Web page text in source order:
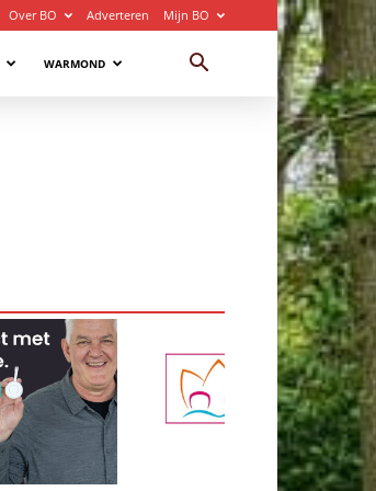
Over BO Adverteren Mijn BO
WARMOND